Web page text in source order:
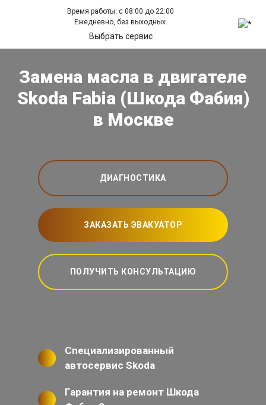
Время работы: с 08:00 до 22:00
Ежедневно, без выходных.
Выбрать сервис
Замена масла в двигателе
Skoda Fabia (Шкода Фабия)
в Москве
ДИАГНОСТИКА
ЗАКАЗАТЬ ЭВАКУАТОР
ПОЛУЧИТЬ КОНСУЛЬТАЦИЮ
Специализированный
автосервис Skoda
Гарантия на ремонт Шкода